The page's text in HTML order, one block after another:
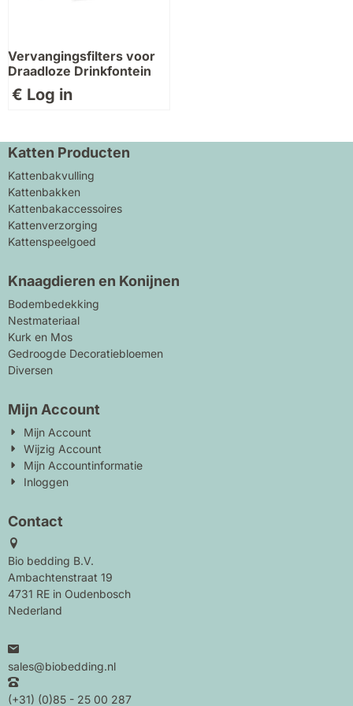
Vervangingsfilters voor
Draadloze Drinkfontein
€ Log in
Katten Producten
Kattenbakvulling
Kattenbakken
Kattenbakaccessoires
Kattenverzorging
Kattenspeelgoed
Knaagdieren en Konijnen
Bodembedekking
Nestmateriaal
Kurk en Mos
Gedroogde Decoratiebloemen
Diversen
Mijn Account
Mijn Account
Wijzig Account
Mijn Accountinformatie
Inloggen
Contact
Bio bedding B.V.
Ambachtenstraat 19
4731 RE in Oudenbosch
Nederland
sales@biobedding.nl
(+31) (0)85 - 25 00 287